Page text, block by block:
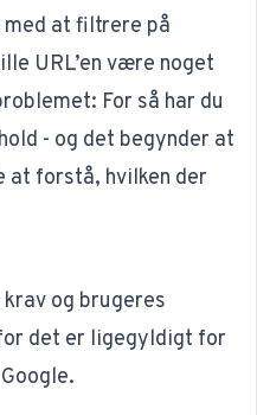
at filtrere på
URL’en være noget
For så har du
- og det begynder at
forstå, hvilken der
og brugeres
det er ligegyldigt for